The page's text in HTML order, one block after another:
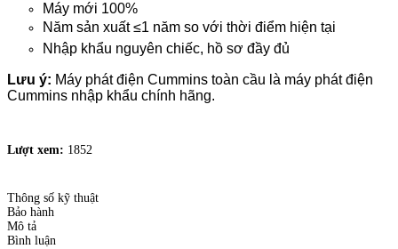
Máy mới 100%
Năm sản xuất≤1 năm so với thời điểm hiện tại
Nhập khẩu nguyên chiếc, hồ sơ đầy đủ
Lưu ý: Máy phát điện Cummins toàn cầu là máy phát điện
Cummins nhập khẩu chính hãng.
Lượt xem: 1852
Thông số kỹ thuật
Bảo hành
Mô tả
Bình luận